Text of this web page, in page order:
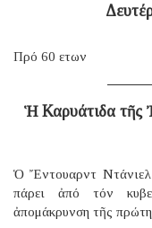
Πρό 60 ετων
Ἡ Καρυάτιδα τῆς
Ὁ Ἔντουαρντ Ντάνιελ
πάρει ἀπό τόν
ἀπομάκρυνση τῆς